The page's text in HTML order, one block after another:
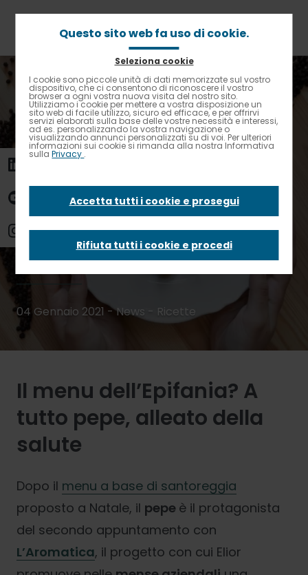
Contrasto elevato
Briciole
pane
Home
News
Il menu dell’Epifania? A tutto pepe, alleato della salute
Il menu
dell’Epifania? A
tutto pepe, alleato
della salute
04 Gennaio 2021 - News - Ricette
Il menu dell’Epifania? A
tutto pepe, alleato della
salute
Dopo il menu a base di santoreggia
proposto a Natale, il pepe è il protagonista
del secondo appuntamento con
L’Aromatica, il progetto con cui Elior
Questo sito web fa uso di cookie.
Seleziona cookie
I cookie sono piccole unità di dati memorizzate sul vostro
dispositivo, che ci consentono di riconoscere il vostro
browser a ogni vostra nuova visita del nostro sito.
Utilizziamo i cookie per mettere a vostra disposizione un
sito web di facile utilizzo, sicuro ed efficace, e per offrirvi
servizi elaborati sulla base delle vostre necessità e interessi,
ad es. personalizzando la vostra navigazione o
visualizzando annunci personalizzati su di voi. Per ulteriori
informazioni sui cookie si rimanda alla nostra Informativa
sullaPrivacy .
Accetta tutti i cookie e prosegui
Rifiuta tutti i cookie e procedi